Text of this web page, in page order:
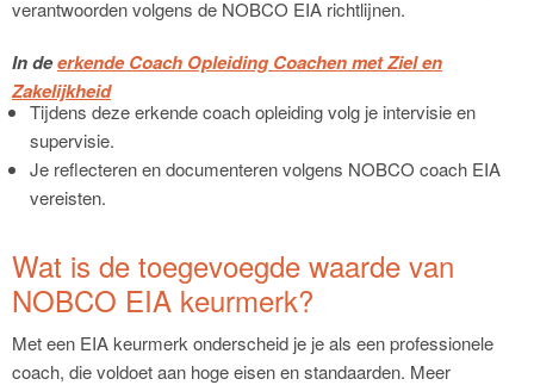
verantwoorden volgens de NOBCO EIA richtlijnen.
In deerkende Coach Opleiding Coachen met Ziel en
Zakelijkheid
Tijdens deze erkende coach opleiding volg je intervisie en
supervisie.
Je reflecteren en documenteren volgens NOBCO coach EIA
vereisten.
Wat is de toegevoegde waarde van
NOBCO EIA keurmerk?
Met een EIA keurmerk onderscheid je je als een professionele
coach, die voldoet aan hoge eisen en standaarden. Meer